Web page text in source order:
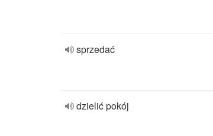
sprzedać
dzielić pokój